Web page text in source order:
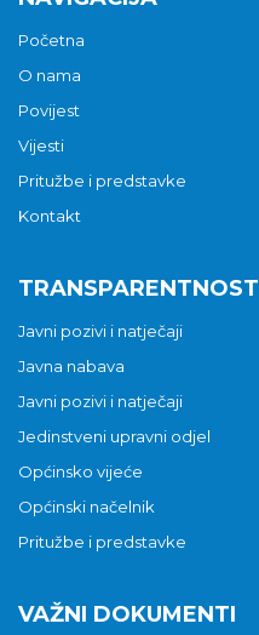
Početna
O nama
Povijest
Vijesti
Pritužbe i predstavke
Kontakt
TRANSPARENTNOST
Javni pozivi i natječaji
Javna nabava
Javni pozivi i natječaji
Jedinstveni upravni odjel
Općinsko vijeće
Općinski načelnik
Pritužbe i predstavke
VAŽNI DOKUMENTI